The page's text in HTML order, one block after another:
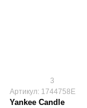
3
Артикул: 1744758E
Yankee Candle